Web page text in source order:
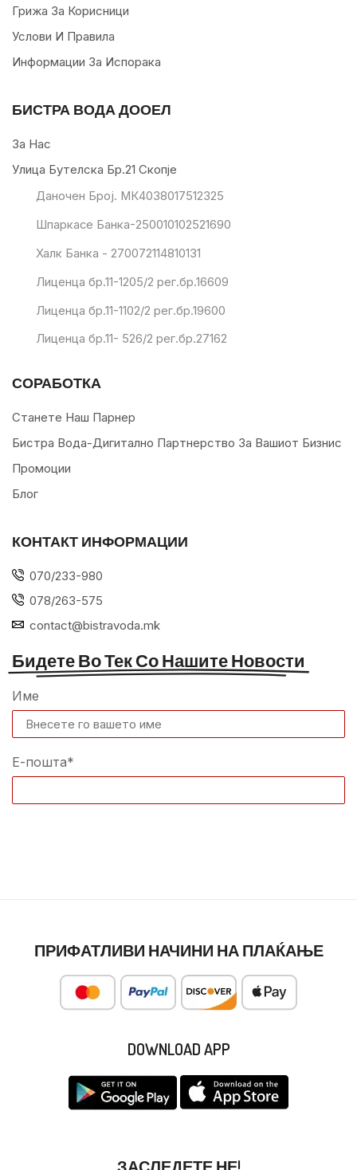
Грижа За Корисници
Услови И Правила
Информации За Испорака
БИСТРА ВОДА ДООЕЛ
За Нас
Улица Бутелска Бр.21 Скопје
Даночен Број. МК4038017512325
Шпаркасе Банка-250010102521690
Халк Банка - 270072114810131
Лиценца бр.11-1205/2 рег.бр.16609
Лиценца бр.11-1102/2 рег.бр.19600
Лиценца бр.11- 526/2 рег.бр.27162
СОРАБОТКА
Станете Наш Парнер
Бистра Вода-Дигитално Партнерство За Вашиот Бизнис
Промоции
Блог
КОНТАКТ ИНФОРМАЦИИ
070/233-980
078/263-575
contact@bistravoda.mk
Бидете Во Тек Со Нашите Новости
Име
Е-пошта*
ПРИФАТЛИВИ НАЧИНИ НА ПЛАЌАЊЕ
DOWNLOAD APP